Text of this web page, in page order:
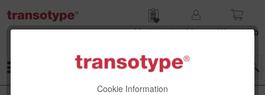
Merk­zettel
Mein
Waren­korb
Cookie Information